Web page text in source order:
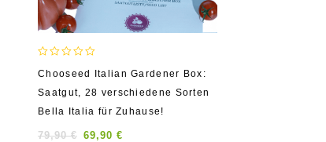
out
of
5
Chooseed Italian Gardener Box:
Saatgut, 28 verschiedene Sorten
Bella Italia für Zuhause!
79,90€ 69,90 €